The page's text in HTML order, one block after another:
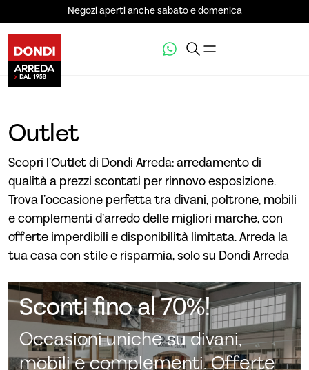
Negozi aperti anche sabato e domenica
Outlet
Scopri l’Outlet di Dondi Arreda: arredamento di
qualità a prezzi scontati per rinnovo esposizione.
Trova l’occasione perfetta tra divani, poltrone, mobili
e complementi d’arredo delle migliori marche, con
offerte imperdibili e disponibilità limitata. Arreda la
tua casa con stile e risparmia, solo su Dondi Arreda
Sconti fino al 70%!
Occasioni uniche su divani,
mobili e complementi. Offerte